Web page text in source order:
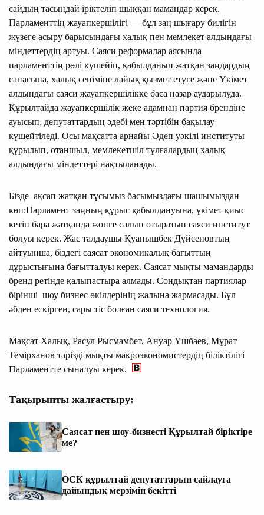
сайдың тасындай іріктеліп шыққан мамандар керек.
Парламенттің жауапкершілігі — бұл заң шығару билігін
жүзеге асыру барысындағы халық пен мемлекет алдындағы
міндеттердің артуы. Саяси реформалар аясында
парламенттің рөлі күшейіп, қабылданып жатқан заңдардың
сапасына, халық сеніміне лайық қызмет етуге және Үкімет
алдындағы саяси жауапкершілікке баса назар аударылуда.
Құрылтайда жауапкершілік жеке адамнан партия брендіне
ауысып, депутаттардың әдебі мен тәртібін бақылау
күшейтіледі. Осы мақсатта арнайы Әдеп уәкілі институты
құрылып, отаншыл, мемлекетшіл тұлғалардың халық
алдындағы міндеттері нақтыланады.
Бізде ақсап жатқан тұсымыз басымыздағы шашымыздан
көп:Парламент заңның құрыс қабылдануына, үкімет қиыс
кетіп бара жатқанда жөнге салып отыратын саяси институт
болуы керек. Жас талдаушы Қуанышбек Дүйсеновтың
айтуынша, біздегі саясат экономикалық бағыттың
дұрыстығына бағытталуы керек. Саясат мықты мамандарды
бренд ретінде қалыпастыра алмады. Сондықтан партиялар
бірінші шоу бизнес өкілдерінің жалына жармасады. Бұл
әбден ескірген, сары тіс болған саяси технология.
Мақсат Халық, Расул Рысмамбет, Ануар Үшбаев, Мұрат
Темірханов тәрізді мықты макроэкономистердің біліктілігі
Парламентте сыналуы керек.
Тақырыпты жалғастыру:
Саясат пен шоу-бизнесті Құрылтай біріктіре
ме?
ОСК құрылтай депутаттарын сайлауға
дайындық мерзімін бекітті